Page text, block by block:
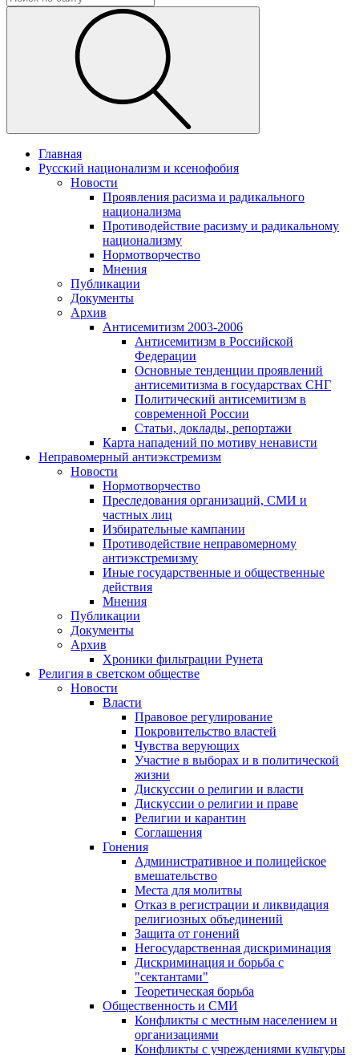
Главная
Русский национализм и ксенофобия
Новости
Проявления расизма и радикального
национализма
Противодействие расизму и радикальному
национализму
Нормотворчество
Мнения
Публикации
Документы
Архив
Антисемитизм 2003-2006
Антисемитизм в Российской
Федерации
Основные тенденции проявлений
антисемитизма в государствах СНГ
Политический антисемитизм в
современной России
Статьи, доклады, репортажи
Карта нападений по мотиву ненависти
Неправомерный антиэкстремизм
Новости
Нормотворчество
Преследования организаций, СМИ и
частных лиц
Избирательные кампании
Противодействие неправомерному
антиэкстремизму
Иные государственные и общественные
действия
Мнения
Публикации
Документы
Архив
Хроники фильтрации Рунета
Религия в светском обществе
Новости
Власти
Правовое регулирование
Покровительство властей
Чувства верующих
Участие в выборах и в политической
жизни
Дискуссии о религии и власти
Дискуссии о религии и праве
Религии и карантин
Соглашения
Гонения
Административное и полицейское
вмешательство
Места для молитвы
Отказ в регистрации и ликвидация
религиозных объединений
Защита от гонений
Негосударственная дискриминация
Дискриминация и борьба с
"сектантами"
Теоретическая борьба
Общественность и СМИ
Конфликты с местным населением и
организациями
Конфликты с учреждениями культуры